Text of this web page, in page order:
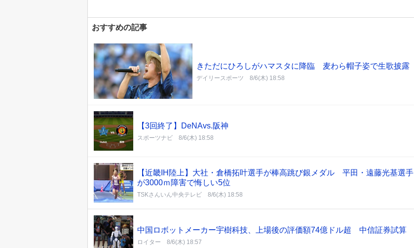
おすすめの記事
きただにひろしがハマスタに降臨 麦わら帽子姿で生歌披露
デイリースポーツ 8/6(木) 18:58
【3回終了】DeNAvs.阪神
スポーツナビ 8/6(木) 18:58
【近畿IH陸上】大社・倉橋拓叶選手が棒高跳び銀メダル 平田・遠藤光基選手
が3000ｍ障害で悔しい5位
TSKさんいん中央テレビ 8/6(木) 18:58
中国ロボットメーカー宇樹科技、上場後の評価額74億ドル超 中信証券試算
ロイター 8/6(木) 18:57